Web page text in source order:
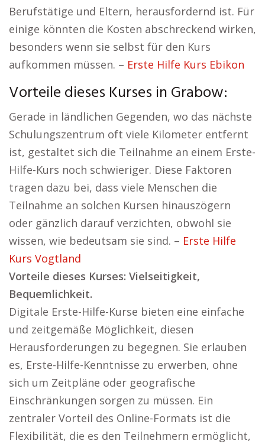
Berufstätige und Eltern, herausfordernd ist. Für
einige könnten die Kosten abschreckend wirken,
besonders wenn sie selbst für den Kurs
aufkommen müssen. – Erste Hilfe Kurs Ebikon
Vorteile dieses Kurses in Grabow:
Gerade in ländlichen Gegenden, wo das nächste
Schulungszentrum oft viele Kilometer entfernt
ist, gestaltet sich die Teilnahme an einem Erste-
Hilfe-Kurs noch schwieriger. Diese Faktoren
tragen dazu bei, dass viele Menschen die
Teilnahme an solchen Kursen hinauszögern
oder gänzlich darauf verzichten, obwohl sie
wissen, wie bedeutsam sie sind. – Erste Hilfe
Kurs Vogtland
Vorteile dieses Kurses: Vielseitigkeit,
Bequemlichkeit.
Digitale Erste-Hilfe-Kurse bieten eine einfache
und zeitgemäße Möglichkeit, diesen
Herausforderungen zu begegnen. Sie erlauben
es, Erste-Hilfe-Kenntnisse zu erwerben, ohne
sich um Zeitpläne oder geografische
Einschränkungen sorgen zu müssen. Ein
zentraler Vorteil des Online-Formats ist die
Flexibilität, die es den Teilnehmern ermöglicht,